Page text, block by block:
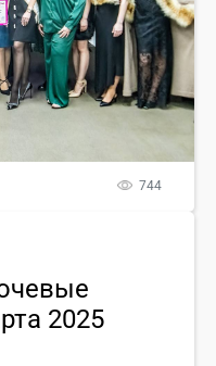
744
2025